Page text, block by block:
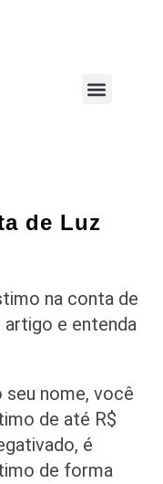
de Luz
na conta de
artigo e entenda
seu nome, você
de até R$
é
de forma